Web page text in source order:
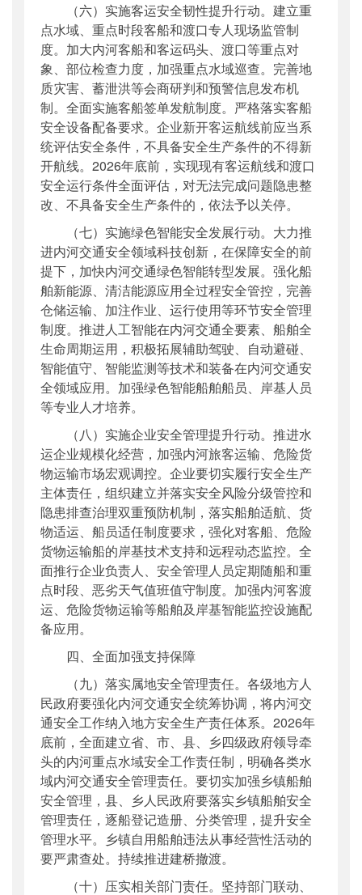
（六）实施客运安全韧性提升行动。建立重
点水域、重点时段客船和渡口专人现场监管制
度。加大内河客船和客运码头、渡口等重点对
象、部位检查力度，加强重点水域巡查。完善地
质灾害、蓄泄洪等会商研判和预警信息发布机
制。全面实施客船签单发航制度。严格落实客船
安全设备配备要求。企业新开客运航线前应当系
统评估安全条件，不具备安全生产条件的不得新
开航线。2026年底前，实现现有客运航线和渡口
安全运行条件全面评估，对无法完成问题隐患整
改、不具备安全生产条件的，依法予以关停。
（七）实施绿色智能安全发展行动。大力推
进内河交通安全领域科技创新，在保障安全的前
提下，加快内河交通绿色智能转型发展。强化船
舶新能源、清洁能源应用全过程安全管控，完善
仓储运输、加注作业、运行使用等环节安全管理
制度。推进人工智能在内河交通全要素、船舶全
生命周期运用，积极拓展辅助驾驶、自动避碰、
智能值守、智能监测等技术和装备在内河交通安
全领域应用。加强绿色智能船舶船员、岸基人员
等专业人才培养。
（八）实施企业安全管理提升行动。推进水
运企业规模化经营，加强内河旅客运输、危险货
物运输市场宏观调控。企业要切实履行安全生产
主体责任，组织建立并落实安全风险分级管控和
隐患排查治理双重预防机制，落实船舶适航、货
物适运、船员适任制度要求，强化对客船、危险
货物运输船的岸基技术支持和远程动态监控。全
面推行企业负责人、安全管理人员定期随船和重
点时段、恶劣天气值班值守制度。加强内河客渡
运、危险货物运输等船舶及岸基智能监控设施配
备应用。
四、全面加强支持保障
（九）落实属地安全管理责任。各级地方人
民政府要强化内河交通安全统筹协调，将内河交
通安全工作纳入地方安全生产责任体系。2026年
底前，全面建立省、市、县、乡四级政府领导牵
头的内河重点水域安全工作责任制，明确各类水
域内河交通安全管理责任。要切实加强乡镇船舶
安全管理，县、乡人民政府要落实乡镇船舶安全
管理责任，逐船登记造册、分类管理，提升安全
管理水平。乡镇自用船舶违法从事经营性活动的
要严肃查处。持续推进建桥撤渡。
（十）压实相关部门责任。坚持部门联动、